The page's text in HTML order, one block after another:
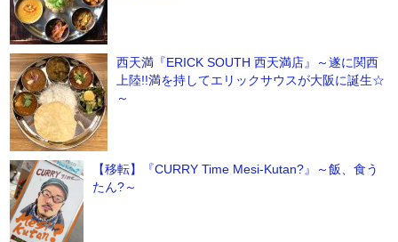
西天満『ERICK SOUTH 西天満店』～遂に関西
上陸!!満を持してエリックサウスが大阪に誕生☆
～
【移転】『CURRY Time Mesi-Kutan?』～飯、食う
たん?～